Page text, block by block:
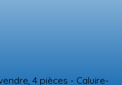
BLOG CONTACT